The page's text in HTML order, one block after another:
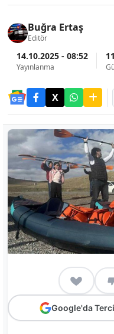
Buğra Ertaş
Editör
14.10.2025 - 08:52
Yayınlanma
Google'da